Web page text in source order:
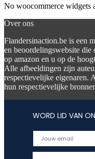
No woocommerce widgets
Over ons
Flandersinaction.be is een
en beoordelingswebsite die
op amazon en u op de
Alle afbeeldingen zijn
respectievelijke eigenaren.
hun respectievelijke
WORD LID VAN